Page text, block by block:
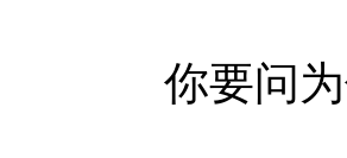
你要问为